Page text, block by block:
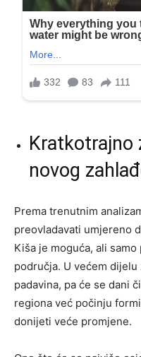
Kratkotrajno
novog
Prema trenutnim
preovladavati umjereno
Kiša je moguća, ali
područja. U većem
padavina, pa će se dani
regiona već počinju
donijeti veće promjene.